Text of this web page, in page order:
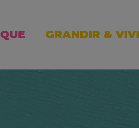
GRANDIR &